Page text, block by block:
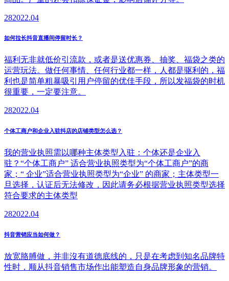
282022.04
如何拉长抖音直播间停留时长？
福利无非就低价引流款，或者是送优惠券、抽奖、福袋之类的
运营玩法。做任何事情、任何行业都一样，人都是驱利的，福
利也是简单粗暴吸引用户停留的优佳手段，所以发福袋的时机
很重要，一定要注意。
282022.04
个体工商户和企业入​驻抖店的店铺类型怎么选？
我的营业执照需以哪种主体类型入驻：个体还是企业入
驻？“个体工商户” 适合营业执照类型为“个体工商户”的商
家；“ 企业”适合营业执照类型为“企业” 的商家；主体类型一
旦选择，认证后无法修改，因此请务必根据营业执照类型选择
符合要求的主体类型
282022.04
抖音营销应当如何做？
放宽胳膊做，并非沒有道德底线的，只是在考虑到知名品牌特
性时，顺从抖音销售市场作出能塑造自身品牌形象的营销。